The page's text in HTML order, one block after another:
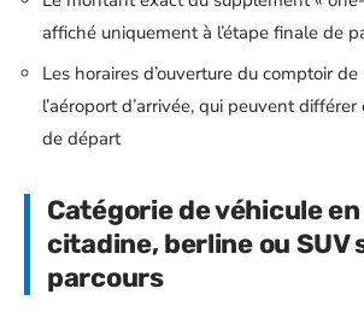
affiché uniquement à l’étape finale de
Les horaires d’ouverture du comptoir
l’aéroport d’arrivée, qui peuvent
de départ
Catégorie de véhicule
citadine, berline ou SUV
parcours